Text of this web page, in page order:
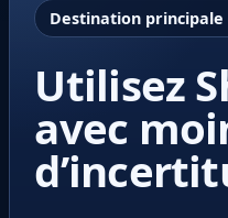
Destination
Utilisez
avec